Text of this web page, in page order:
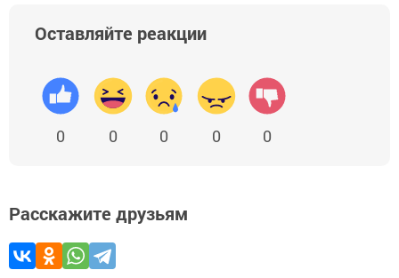
Оставляйте реакции
0 0 0 0 0
Расскажите друзьям